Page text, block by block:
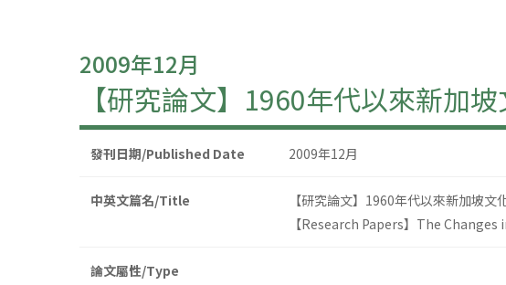
2009年12月
【研究論文】1960年代以來新加
發刊日期/Published Date 2009年12月
中英文篇名/Title
【研究論文】1960年代以來新加坡
【Research Papers】The
論文屬性/Type